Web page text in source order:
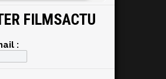
FILMSACTU
: